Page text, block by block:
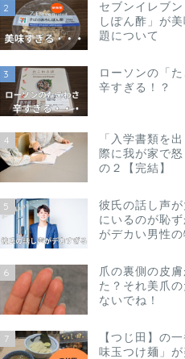
2
セブンイレブ
しぽん酢」が
題について
3
ローソンの「
辛すぎる！？
4
「入学書類を
際に我が家で
の２【完結】
5
彼氏の話し声
にいるのが恥
がデカい男性の
6
爪の裏側の皮膚
た？それ美爪
ないでね！
7
【つじ田】の
味玉つけ麺」